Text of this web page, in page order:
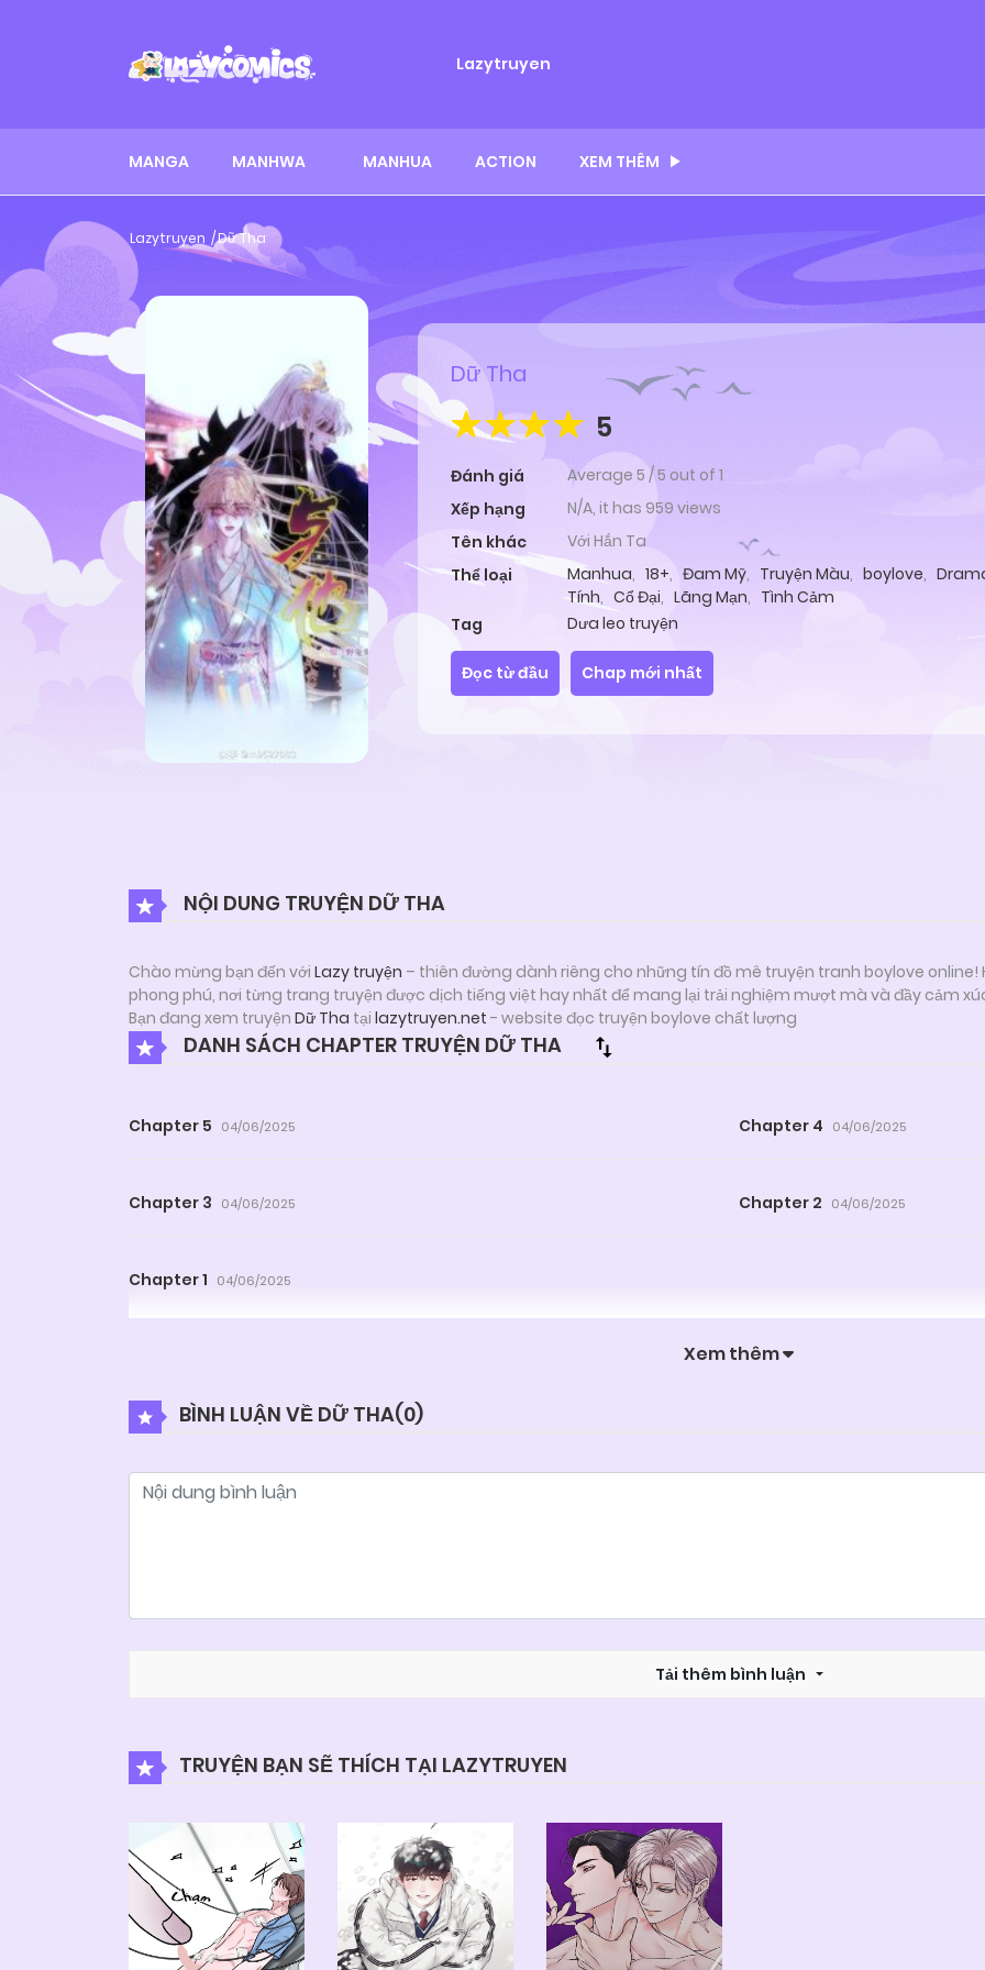
Lazytruyen
MANGA MANHWA MANHUA ACTION XEM THÊM
Lazytruyen Dữ Tha
Dữ Tha
5
Đánh giá Average 5 /5 out of 1
Xếp hạng
N/A, it has 959 views
Tên khác
Với Hắn Ta
Thể loại
Manhua, 18+, Đam Mỹ, Truyện Màu, boylove,
Tính, Cổ Đại, Lãng Mạn, Tình Cảm
Tag
Dưa leo truyện
Đọc từ đầu Chap mới nhất
NỘI DUNG TRUYỆN DỮ THA
Chào mừng bạn đến với Lazy truyện – thiên đường dành riêng cho những tín đồ mê truyện tranh boylove
phong phú, nơi từng trang truyện được dịch tiếng việt hay nhất để mang lại trải nghiệm mượt mà và đầy cảm
Bạn đang xem truyện Dữ Tha tại lazytruyen.net - website đọc truyện boylove chất lượng
DANH SÁCH CHAPTER TRUYỆN DỮ THA
Chapter 5 04/06/2025 Chapter 4 04/06/2025
Chapter 3 04/06/2025 Chapter 2 04/06/2025
Chapter 1 04/06/2025
Xem thêm
BÌNH LUẬN VỀ DỮ THA(0)
Tải thêm bình luận
TRUYỆN BẠN SẼ THÍCH TẠI LAZYTRUYEN